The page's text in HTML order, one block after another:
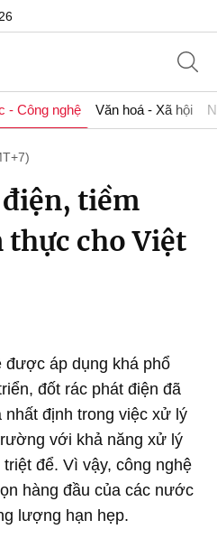
- Công nghệ Văn hoá - Xã hội
tiềm
thực cho Việt
được áp dụng khá phổ
đốt rác phát điện đã
định trong việc xử lý
với khả năng xử lý
để. Vì vậy, công nghệ
hàng đầu của các nước
lượng hạn hẹp.